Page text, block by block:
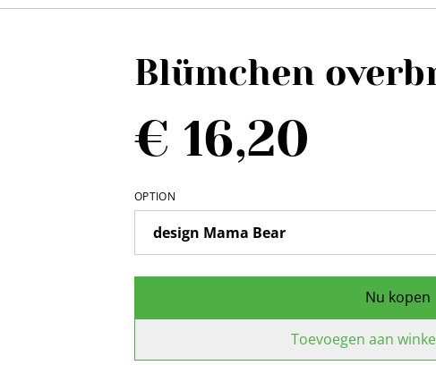
Blümchen
€ 16,20
OPTION
Nu kopen
Toevoegen aan